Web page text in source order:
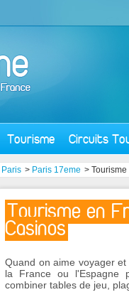
Tourisme Circuits
Paris > Paris 17eme >
Tourisme en
Casinos
Quand on aime voyager
la France ou l'Espagne
combiner tables de jeu,